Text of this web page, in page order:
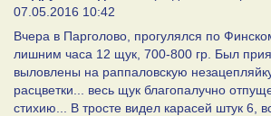
07.05.2016 10:42
Вчера в Парголово, прогулялся по
лишним часа 12 щук, 700-800 гр. Был
выловлены на раппаловскую
расцветки... весь щук благопалучно
стихию... В тросте видел карасей штук 6,